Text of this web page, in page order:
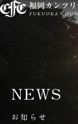
NEWS
お知らせ